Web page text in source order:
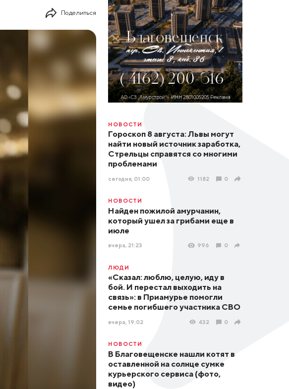
Поделиться
НОВОСТИ
Гороскоп 8 августа: Львы могут
найти новый источник заработка,
Стрельцы справятся со многими
проблемами
сегодня, 01:00 1182 0
НОВОСТИ
Найден пожилой амурчанин,
который ушел за грибами еще в
июле
вчера, 21:23 996 0
ЛЮДИ
«Сказал: люблю, целую, иду в
бой. И перестал выходить на
связь»: в Приамурье помогли
семье погибшего участника СВО
вчера, 19:02 432 0
НОВОСТИ
В Благовещенске нашли котят в
оставленной на солнце сумке
курьерского сервиса (фото,
видео)